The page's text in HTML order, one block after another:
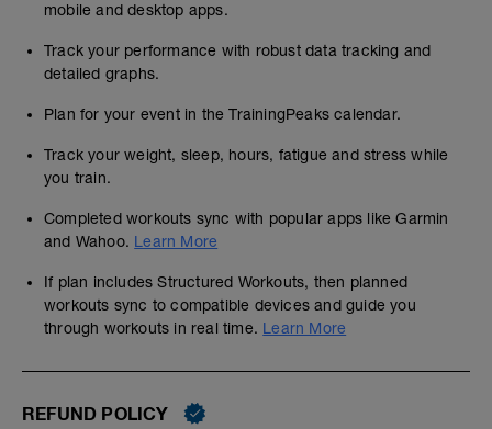
mobile and desktop apps.
Track your performance with robust data tracking and
detailed graphs.
Plan for your event in the TrainingPeaks calendar.
Track your weight, sleep, hours, fatigue and stress while
you train.
Completed workouts sync with popular apps like Garmin
and Wahoo. Learn More
If plan includes Structured Workouts, then planned
workouts sync to compatible devices and guide you
through workouts in real time. Learn More
REFUND POLICY